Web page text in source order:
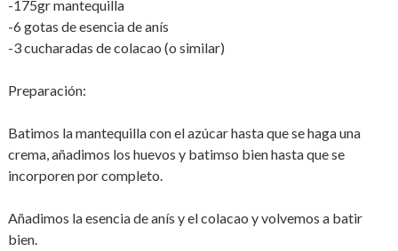
-175gr mantequilla
-6 gotas de esencia de anís
-3 cucharadas de colacao (o similar)
Preparación:
Batimos la mantequilla con el azúcar hasta que se haga una
crema, añadimos los huevos y batimso bien hasta que se
incorporen por completo.
Añadimos la esencia de anís y el colacao y volvemos a batir
bien.